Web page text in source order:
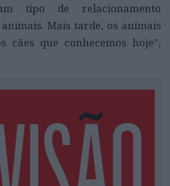
tipo de relacionamento
Mais tarde, os animais
cães que conhecemos hoje”,